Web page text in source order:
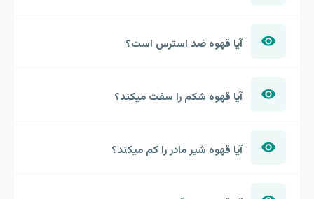
آیا قهوه ضد استرس است؟
آیا قهوه شکم را سفت میکند؟
آیا قهوه شیر مادر را کم میکند؟